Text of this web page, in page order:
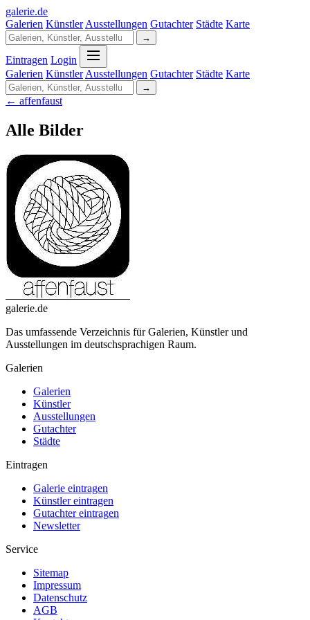
galerie.de
Galerien Künstler Ausstellungen Gutachter Städte Karte
→
Eintragen Login
Galerien Künstler Ausstellungen Gutachter Städte Karte
→
← affenfaust
Alle Bilder
galerie.de
Das umfassende Verzeichnis für Galerien, Künstler und
Ausstellungen im deutschsprachigen Raum.
Galerien
Galerien
Künstler
Ausstellungen
Gutachter
Städte
Eintragen
Galerie eintragen
Künstler eintragen
Gutachter eintragen
Newsletter
Service
Sitemap
Impressum
Datenschutz
AGB